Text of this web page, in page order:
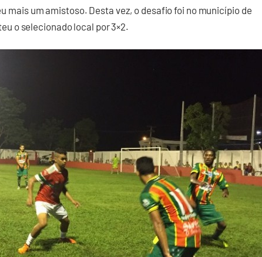
mais um amistoso. Desta vez, o desafio foi no município de
o selecionado local por 3×2.